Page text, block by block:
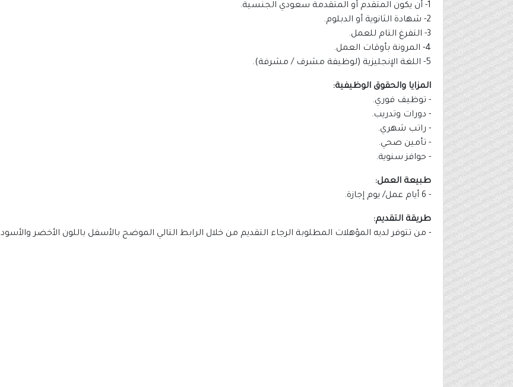
1- أن يكون المتقدم أو المتقدمة سعودي الجنسية.
2- شهادة الثانوية أو الدبلوم.
3- التفرغ التام للعمل.
4- المرونة بأوقات العمل.
5- اللغة الإنجليزية (لوظيفة مشرف / مشرفة).
المزايا والحقوق الوظيفية:
- توظيف فوري.
- دورات وتدريب.
- راتب شهري.
- تأمين صحي.
- حوافز سنوية.
طبيعة العمل:
- 6 أيام عمل/ يوم إجازة.
طريقة التقديم:
- من تتوفر لديه المؤهلات المطلوبة الرجاء التقديم من خلال الرابط التالي الموضح بالأسفل باللون الأخضر والأسود